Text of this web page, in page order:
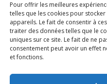
Pour offrir les meilleures
telles que les cookies pour
appareils. Le fait de consentir à
traiter des données telles que le
uniques sur ce site. Le fait de ne
consentement peut avoir un effet
et fonctions.
La pâtisserie Aux Délices
Bourg en Bresse, est
fours qui ravissent les
visiteurs de la région.
cette boutique artisanale